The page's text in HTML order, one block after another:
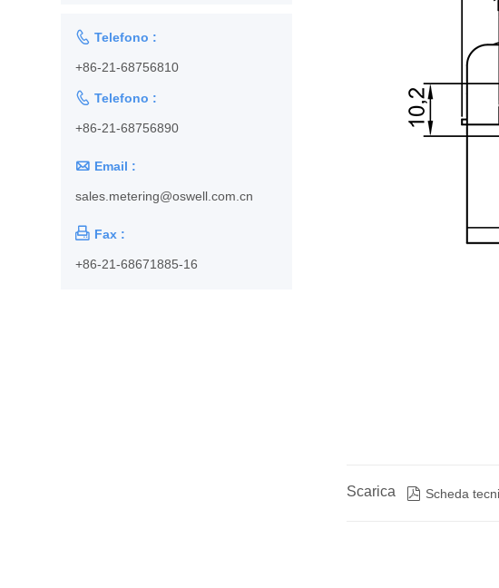
Scarica  Scheda
 Telefono :
+86-21-68756810
 Telefono :
+86-21-68756890
 Email :
sales.metering@oswell.com.cn
 Fax :
+86-21-68671885-16